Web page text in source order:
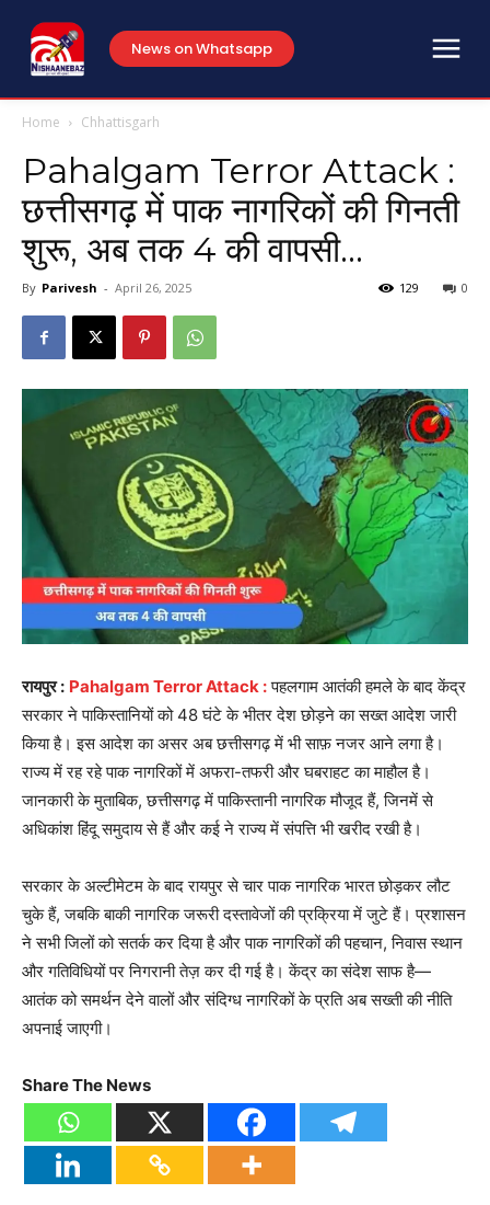
News on Whatsapp
Home Chhattisgarh
Pahalgam Terror Attack :
छत्तीसगढ़ में पाक नागरिकों की गिनती
शुरू, अब तक 4 की वापसी…
By Parivesh - April 26, 2025 0
129
रायपुर : Pahalgam Terror Attack :पहलगाम आतंकी हमले के बाद केंद्र
सरकार ने पाकिस्तानियों को 48 घंटे के भीतर देश छोड़ने का सख्त आदेश जारी
किया है। इस आदेश का असर अब छत्तीसगढ़ में भी साफ़ नजर आने लगा है।
राज्य में रह रहे पाक नागरिकों में अफरा-तफरी और घबराहट का माहौल है।
जानकारी के मुताबिक, छत्तीसगढ़ में पाकिस्तानी नागरिक मौजूद हैं, जिनमें से
अधिकांश हिंदू समुदाय से हैं और कई ने राज्य में संपत्ति भी खरीद रखी है।
सरकार के अल्टीमेटम के बाद रायपुर से चार पाक नागरिक भारत छोड़कर लौट
चुके हैं, जबकि बाकी नागरिक जरूरी दस्तावेजों की प्रक्रिया में जुटे हैं। प्रशासन
ने सभी जिलों को सतर्क कर दिया है और पाक नागरिकों की पहचान, निवास स्थान
और गतिविधियों पर निगरानी तेज़ कर दी गई है। केंद्र का संदेश साफ है—
आतंक को समर्थन देने वालों और संदिग्ध नागरिकों के प्रति अब सख्ती की नीति
अपनाई जाएगी।
Share The News